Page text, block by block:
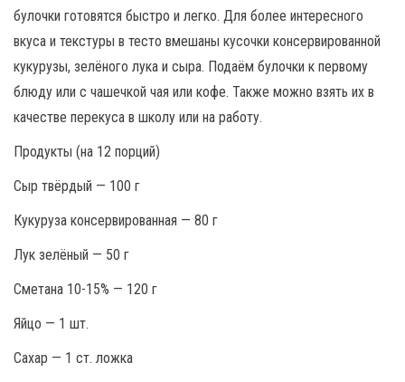
булочки готовятся быстро и легко. Для более интересного
вкуса и текстуры в тесто вмешаны кусочки консервированной
кукурузы, зелёного лука и сыра. Подаём булочки к первому
блюду или с чашечкой чая или кофе. Также можно взять их в
качестве перекуса в школу или на работу.
Продукты (на 12 порций)
Сыр твёрдый — 100 г
Кукуруза консервированная — 80 г
Лук зелёный — 50 г
Сметана 10-15% — 120 г
Яйцо — 1 шт.
Сахар — 1 ст. ложка